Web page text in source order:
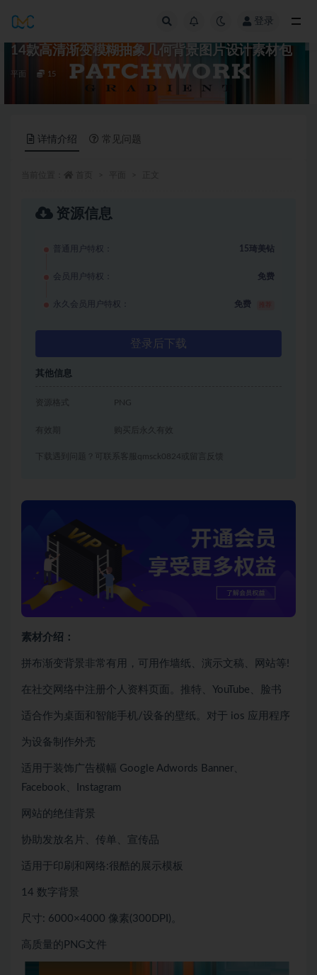
登录
14款高清渐变模糊抽象几何背景图片设计素材包
平面 15
详情介绍 常见问题
资源信息
普通用户特权： 15琦美钻
会员用户特权： 免费
永久会员用户特权： 免费
登录后下载
其他信息
资源格式 PNG
有效期 购买后永久有效
下载遇到问题？可联系客服qmsck0824或留言反馈
素材介绍：
拼布渐变背景非常有用，可用作墙纸、演示文稿、网站等!
在社交网络中注册个人资料页面。推特、YouTube、脸书
适合作为桌面和智能手机/设备的壁纸。对于 ios 应用程序
为设备制作外壳
适用于装饰广告横幅 Google Adwords Banner、
Facebook、Instagram
网站的绝佳背景
协助发放名片、传单、宣传品
适用于印刷和网络:很酷的展示模板
14 数字背景
尺寸: 6000×4000 像素(300DPI)。
高质量的PNG文件